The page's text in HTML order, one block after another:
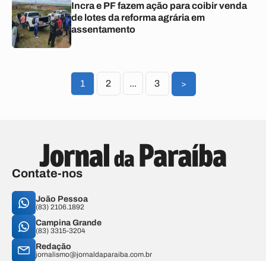
Incra e PF fazem ação para coibir venda
de lotes da reforma agrária em
assentamento
1 2 ... 3 >
Contate-nos
João Pessoa
(83) 2106.1892
Campina Grande
(83) 3315-3204
Redação
jornalismo@jornaldaparaiba.com.br